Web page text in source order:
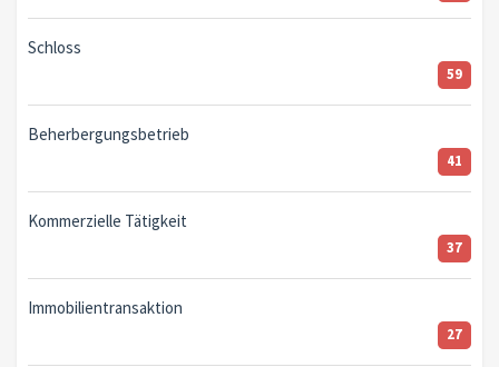
Schloss
59
Beherbergungsbetrieb
41
Kommerzielle Tätigkeit
37
Immobilientransaktion
27